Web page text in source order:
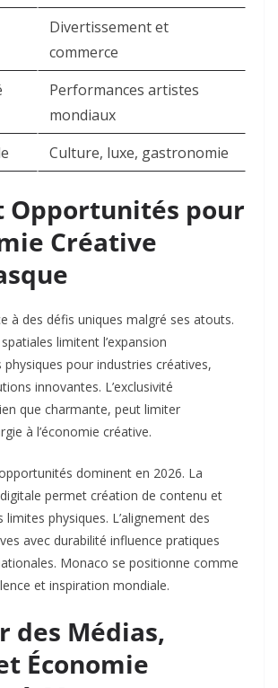
Divertissement et
commerce ​
Performances artistes
mondiaux ​
Culture, luxe, gastronomie ​
Opportunités pour
Créative
à des défis uniques malgré ses atouts.
limitent l’expansion
physiques pour industries créatives,
innovantes. L’exclusivité
que charmante, peut limiter
à l’économie créative.​
dominent en 2026. La
permet création de contenu et
physiques. L’alignement des
avec durabilité influence pratiques
Monaco se positionne comme
et inspiration mondiale.​
des Médias,
Économie